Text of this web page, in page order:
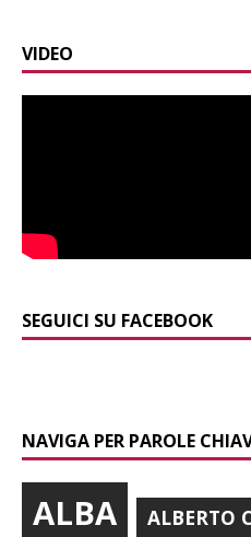
VIDEO
SEGUICI SU FACEBOOK
NAVIGA PER PAROLE
ALBA ALBERTO